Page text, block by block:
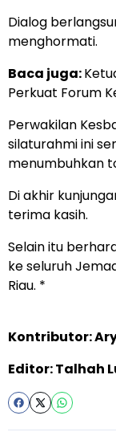
Dialog
menghormati.
Baca juga:
Perkuat Forum
Perwakilan
silaturahmi ini
menumbuhkan
Di akhir
terima kasih.
Selain itu
ke seluruh
Riau. *
Kontributor:
Editor: Talhah